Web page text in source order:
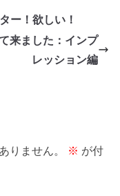
ー！欲しい！
来ました：インプ
レッション編
りません。 ※ が付